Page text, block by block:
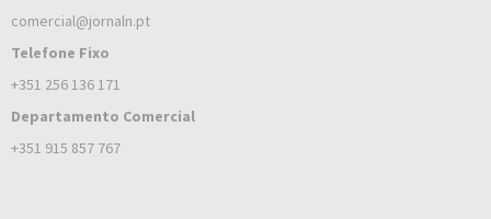
comercial@jornaln.pt
Telefone Fixo
+351 256 136 171
Departamento Comercial
+351 915 857 767